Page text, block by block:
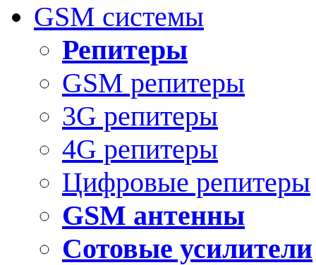
GSM системы
Репитеры
GSM репитеры
3G репитеры
4G репитеры
Цифровые репитеры
GSM антенны
Сотовые усилители